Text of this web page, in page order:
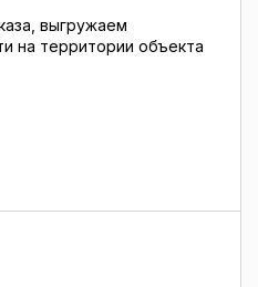
выгружаем
на территории объекта